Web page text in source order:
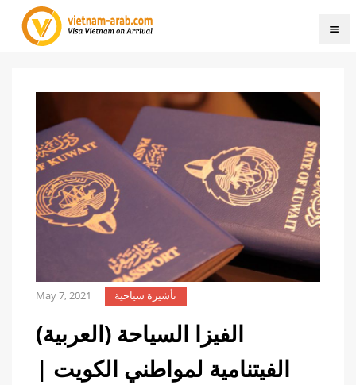
May 7, 2021 تأشيرة سياحية
(العربية) الفيزا السياحة
الفيتنامية لمواطني الكويت |